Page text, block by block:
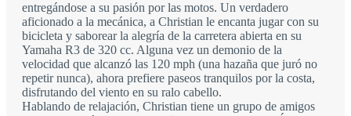
entregándose a su pasión por las motos. Un verdadero
aficionado a la mecánica, a Christian le encanta jugar con su
bicicleta y saborear la alegría de la carretera abierta en su
Yamaha R3 de 320 cc. Alguna vez un demonio de la
velocidad que alcanzó las 120 mph (una hazaña que juró no
repetir nunca), ahora prefiere paseos tranquilos por la costa,
disfrutando del viento en su ralo cabello.
Hablando de relajación, Christian tiene un grupo de amigos